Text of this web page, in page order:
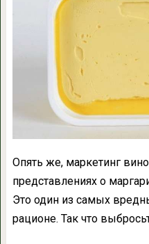
Опять же, маркетинг
представлениях о
Это один из самых
рационе. Так что